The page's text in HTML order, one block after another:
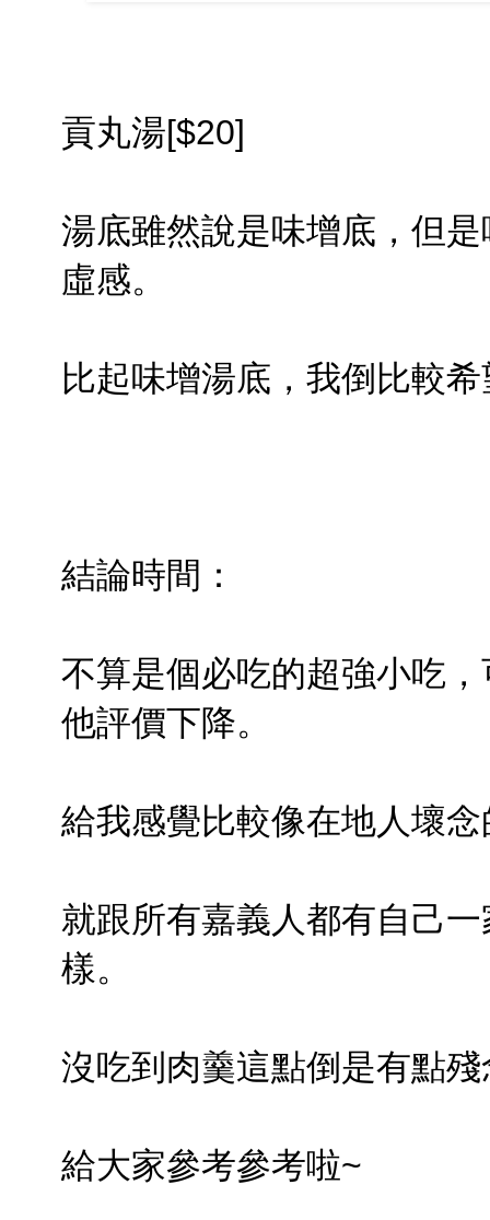
貢丸湯[$20]
湯底雖然說是味增底，但
虛感。
比起味增湯底，我倒比較
結論時間：
不算是個必吃的超強小吃
他評價下降。
給我感覺比較像在地人壞
就跟所有嘉義人都有自己
樣。
沒吃到肉羹這點倒是有點殘
給大家參考參考啦~